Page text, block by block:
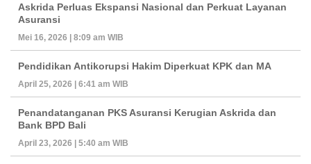
Askrida Perluas Ekspansi Nasional dan Perkuat Layanan
Asuransi
Mei 16, 2026 | 8:09 am WIB
Pendidikan Antikorupsi Hakim Diperkuat KPK dan MA
April 25, 2026 | 6:41 am WIB
Penandatanganan PKS Asuransi Kerugian Askrida dan
Bank BPD Bali
April 23, 2026 | 5:40 am WIB